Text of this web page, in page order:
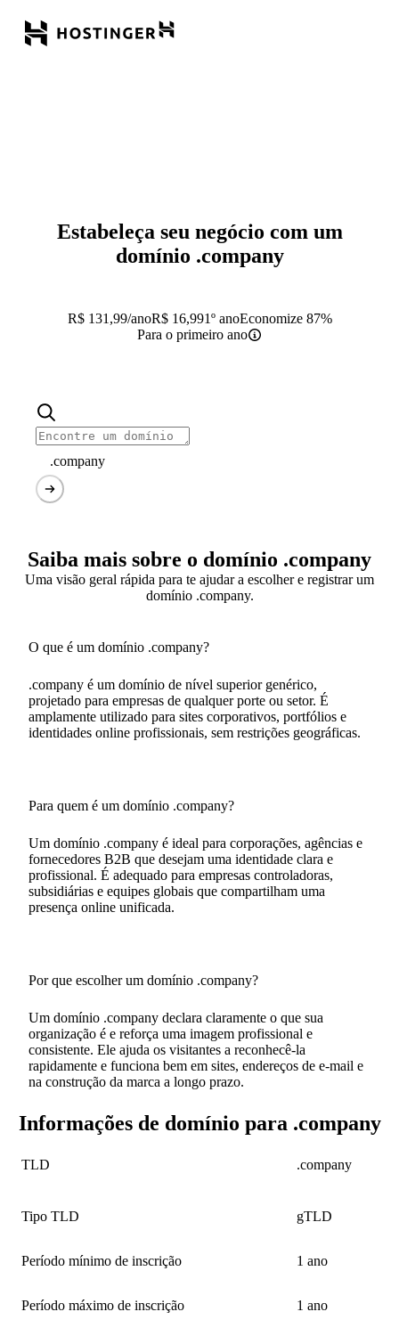
Estabeleça seu negócio com um
domínio .company
R$ 131,99/anoR$ 16,991º anoEconomize 87%
Para o primeiro ano
.company
Saiba mais sobre o domínio .company
Uma visão geral rápida para te ajudar a escolher e registrar um
domínio .company.
O que é um domínio .company?
.company é um domínio de nível superior genérico,
projetado para empresas de qualquer porte ou setor. É
amplamente utilizado para sites corporativos, portfólios e
identidades online profissionais, sem restrições geográficas.
Para quem é um domínio .company?
Um domínio .company é ideal para corporações, agências e
fornecedores B2B que desejam uma identidade clara e
profissional. É adequado para empresas controladoras,
subsidiárias e equipes globais que compartilham uma
presença online unificada.
Por que escolher um domínio .company?
Um domínio .company declara claramente o que sua
organização é e reforça uma imagem profissional e
consistente. Ele ajuda os visitantes a reconhecê-la
rapidamente e funciona bem em sites, endereços de e-mail e
na construção da marca a longo prazo.
Informações de domínio para .company
TLD .company
Tipo TLD gTLD
Período mínimo de inscrição 1 ano
Período máximo de inscrição 1 ano